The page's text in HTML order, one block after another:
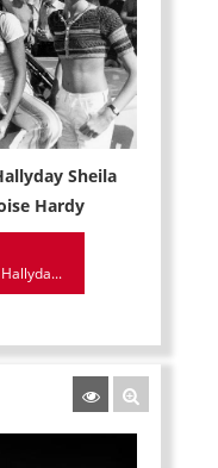
Sheila
Hardy